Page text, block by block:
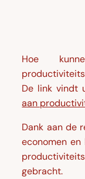
Hoe
De link vindt
aan
Dank aan de
economen
gebracht.